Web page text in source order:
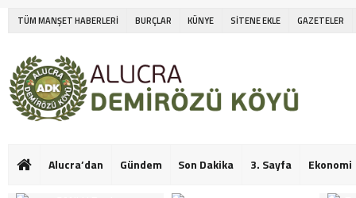
TÜM MANŞET HABERLERİ BURÇLAR KÜNYE SİTENE EKLE GAZETELER
Alucra’dan Gündem Son Dakika 3. Sayfa Ekonomi